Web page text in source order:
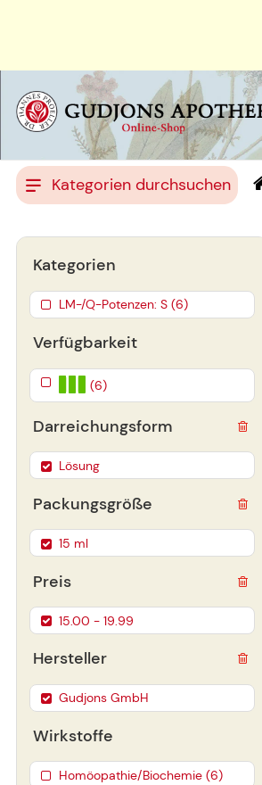
Kategorien durchsuchen
Verfügbarkeit
(6)
Darreichungsform
Lösung
Packungsgröße
15 ml
Preis
15.00 - 19.99
Hersteller
Gudjons GmbH
Wirkstoffe
Homöopathie/Biochemie (6)
Kategorien
LM-/Q-Potenzen: S (6)